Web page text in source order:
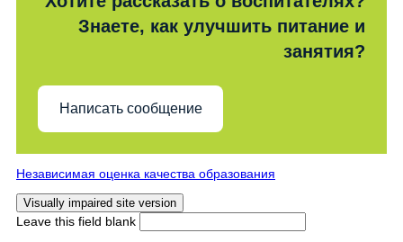
Знаете, как улучшить питание и
занятия?
Написать сообщение
Независимая оценка качества образования
Leave this field blank